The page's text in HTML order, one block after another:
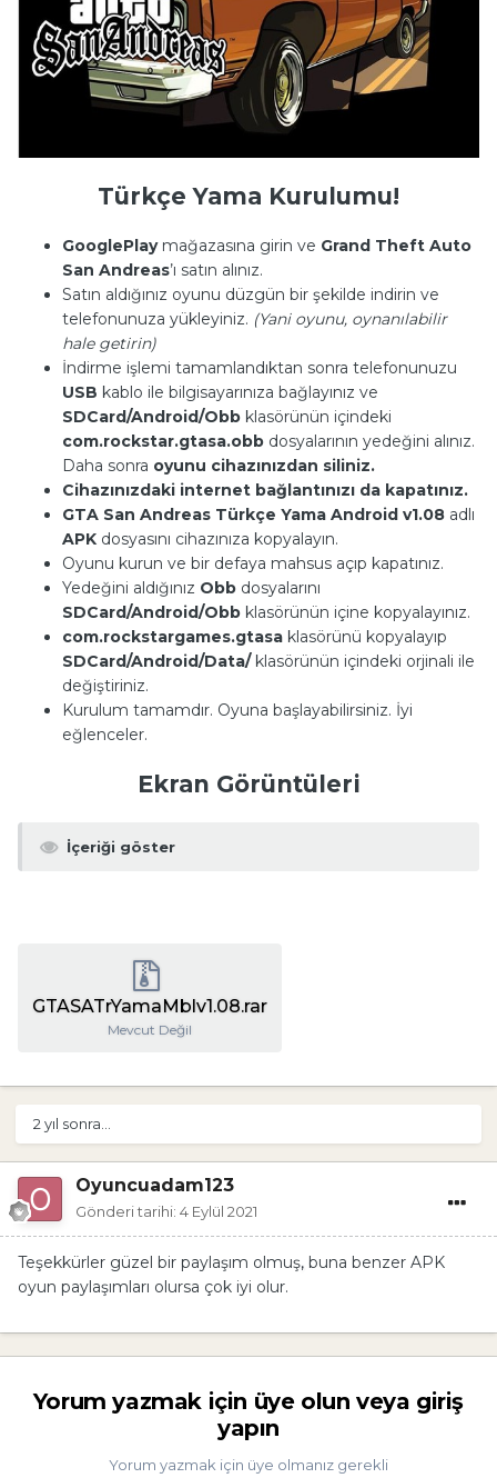
Türkçe Yama Kurulumu!
GooglePlaymağazasına girin ve Grand Theft Auto
San Andreas’ı satın alınız.
Satın aldığınız oyunu düzgün bir şekilde indirin ve
telefonunuza yükleyiniz. (Yani oyunu, oynanılabilir
hale getirin)
İndirme işlemi tamamlandıktan sonra telefonunuzu
USB kablo ile bilgisayarınıza bağlayınız ve
SDCard/Android/Obb klasörünün içindeki
com.rockstar.gtasa.obb dosyalarının yedeğini alınız.
Daha sonra oyunu cihazınızdan siliniz.
Cihazınızdaki internet bağlantınızı da kapatınız.
GTA San Andreas Türkçe Yama Android v1.08 adlı
APK dosyasını cihazınıza kopyalayın.
Oyunu kurun ve bir defaya mahsus açıp kapatınız.
Yedeğini aldığınız Obb dosyalarını
SDCard/Android/Obb klasörünün içine kopyalayınız.
com.rockstargames.gtasa klasörünü kopyalayıp
SDCard/Android/Data/klasörünün içindeki orjinali ile
değiştiriniz.
Kurulum tamamdır. Oyuna başlayabilirsiniz. İyi
eğlenceler.
Ekran Görüntüleri
İçeriği göster
GTASATrYamaMblv1.08.rar
Mevcut Değil
2 yıl sonra...
Oyuncuadam123
Gönderi tarihi: 4 Eylül 2021
Teşekkürler güzel bir paylaşım olmuş, buna benzer APK
oyun paylaşımları olursa çok iyi olur.
Yorum yazmak için üye olun veya giriş
yapın
Yorum yazmak için üye olmanız gerekli